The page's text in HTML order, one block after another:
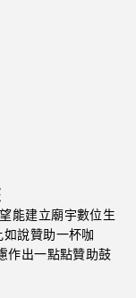
能建立廟宇數位生
說贊助一杯咖
作出一點點贊助鼓